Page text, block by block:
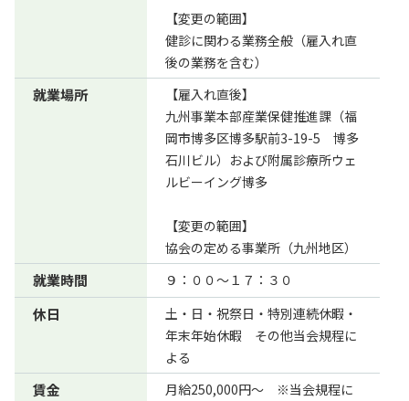
【変更の範囲】
健診に関わる業務全般（雇入れ直
後の業務を含む）
就業場所
【雇入れ直後】
九州事業本部産業保健推進課（福
岡市博多区博多駅前3-19-5 博多
石川ビル）および附属診療所ウェ
ルビーイング博多
【変更の範囲】
協会の定める事業所（九州地区）
就業時間 ９：００～１７：３０
休日
土・日・祝祭日・特別連続休暇・
年末年始休暇 その他当会規程に
よる
賃金
月給250,000円～ ※当会規程に